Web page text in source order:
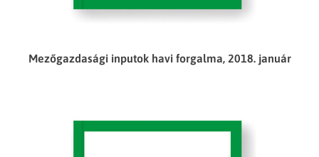
Mezőgazdasági inputok havi forgalma, 2018. január